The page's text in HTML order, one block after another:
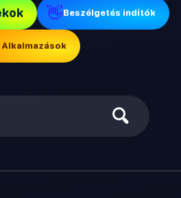
👋Beszélgetés indítók
Alkalmazások